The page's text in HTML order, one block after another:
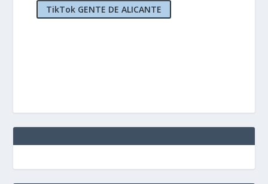
TikTok GENTE DE ALICANTE